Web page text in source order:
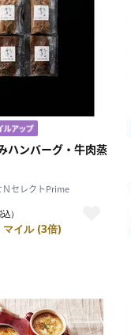
ハンバーグ・牛肉蒸
セレクトPrime
）
イル (3倍)